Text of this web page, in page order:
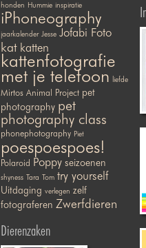
honden Hummie inspiratie
iPhoneography
jaarkalender Jesse Jofabi Foto
kat katten
kattenfotografie
met je telefoon liefde
Mirtos Animal Project pet
photography pet
photography class
phonephotography Piet
poespoespoes!
Polaroid Poppy seizoenen
shyness Tara Tom try yourself
Uitdaging verlegen zelf
fotograferen Zwerfdieren
Dierenzaken